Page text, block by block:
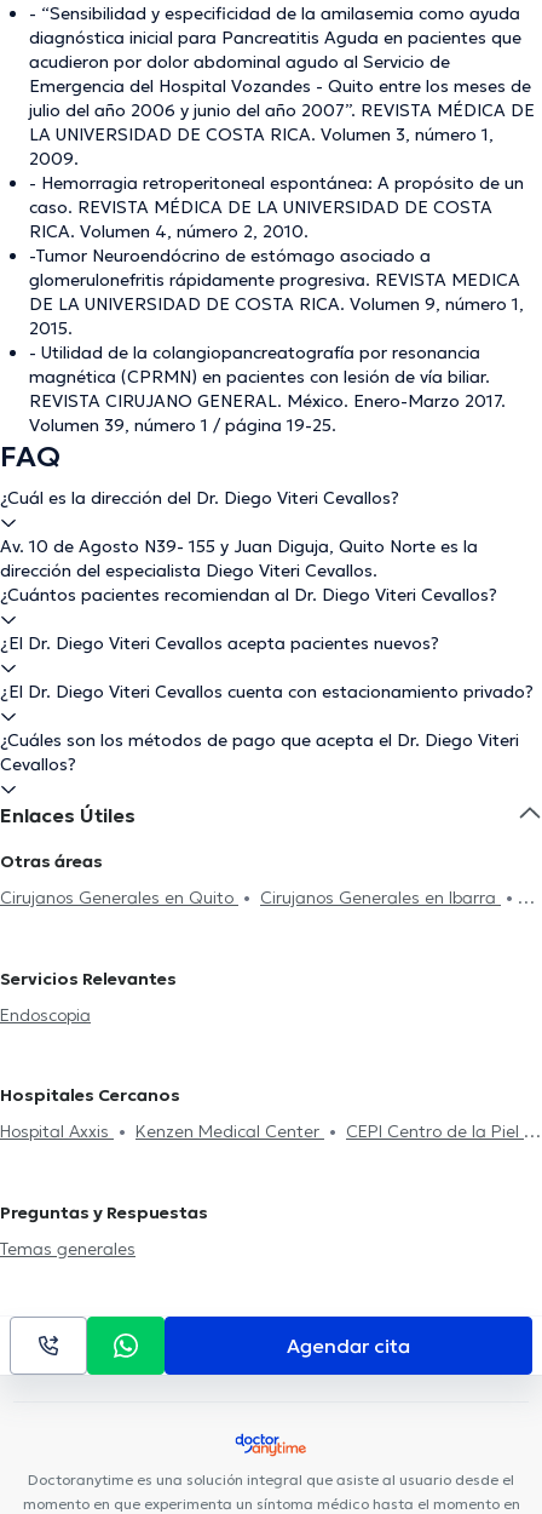
- “Sensibilidad y especificidad de la amilasemia como ayuda
diagnóstica inicial para Pancreatitis Aguda en pacientes que
acudieron por dolor abdominal agudo al Servicio de
Emergencia del Hospital Vozandes - Quito entre los meses de
julio del año 2006 y junio del año 2007”. REVISTA MÉDICA DE
LA UNIVERSIDAD DE COSTA RICA. Volumen 3, número 1,
2009.
- Hemorragia retroperitoneal espontánea: A propósito de un
caso. REVISTA MÉDICA DE LA UNIVERSIDAD DE COSTA
RICA. Volumen 4, número 2, 2010.
-Tumor Neuroendócrino de estómago asociado a
glomerulonefritis rápidamente progresiva. REVISTA MEDICA
DE LA UNIVERSIDAD DE COSTA RICA. Volumen 9, número 1,
2015.
- Utilidad de la colangiopancreatografía por resonancia
magnética (CPRMN) en pacientes con lesión de vía biliar.
REVISTA CIRUJANO GENERAL. México. Enero-Marzo 2017.
Volumen 39, número 1 / página 19-25.
FAQ
¿Cuál es la dirección del Dr. Diego Viteri Cevallos?
Av. 10 de Agosto N39- 155 y Juan Diguja, Quito Norte es la
dirección del especialista Diego Viteri Cevallos.
¿Cuántos pacientes recomiendan al Dr. Diego Viteri Cevallos?
¿El Dr. Diego Viteri Cevallos acepta pacientes nuevos?
¿El Dr. Diego Viteri Cevallos cuenta con estacionamiento privado?
¿Cuáles son los métodos de pago que acepta el Dr. Diego Viteri
Cevallos?
Enlaces Útiles
Otras áreas
Cirujanos Generales en Quito
Cirujanos Generales en Ibarra
Servicios Relevantes
Endoscopia
Hospitales Cercanos
Hospital Axxis
Kenzen Medical Center
CEPI Centro de la Piel
Rogteam Dental Studio
Centro Médico Meditrópoli
Alemania
Clínica Sancho: Av. Amazonas
Centro Quirúrgico Da
Vinci
Consultorio Quito Hospital de los Valles
UIO
Preguntas y Respuestas
Temas generales
Agendar cita
Doctoranytime es una solución integral que asiste al usuario desde el
momento en que experimenta un síntoma médico hasta el momento en